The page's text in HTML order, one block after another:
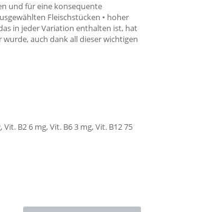
und für eine konsequente
Fleischstücken • hoher
in jeder Variation enthalten ist, hat
auch dank all dieser wichtigen
B2 6 mg, Vit. B6 3 mg, Vit. B12 75